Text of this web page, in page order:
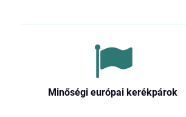
Minőségi európai kerékpárok